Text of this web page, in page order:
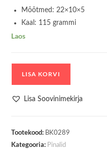
Mõõtmed: 22×10×5
Kaal: 115 grammi
Laos
Beckmann
kogus
LISA KORVI
Lisa Soovinimekirja
Tootekood: BK0289
Kategooria: Pinalid